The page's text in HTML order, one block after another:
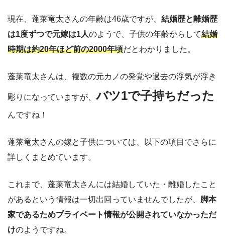
現在、蓬莱竜太さんの年齢は46歳ですが、 結婚歴と離婚歴
は1度ずつで元嫁は1人のようで、子供の年齢からして結婚
時期は約20年ほど前の2000年頃だとわかりました。
蓬莱竜太さんは、複数の元カノの発覚や過去の浮気が浮き
彫りになっていますが、バツ1で子持ちだった
んですね！
蓬莱竜太さんの嫁と子供については、以下の項目でさらに
詳しくまとめています。
これまで、蓬莱竜太さんには結婚していた・離婚したこと
があるという情報は一切出回っていませんでしたが、 脚本
家であるためプライベート情報が公開されていなかっただ
けのようですね。